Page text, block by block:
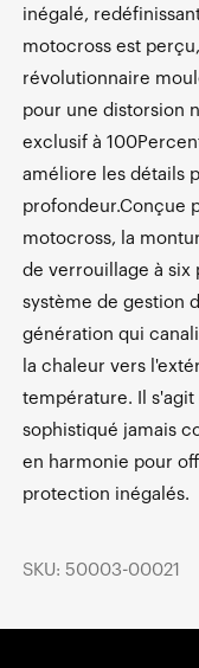
inégalé,
motocross est
révolutionnaire
pour une distorsion
exclusif à
améliore les détails
profondeur.Conçue
motocross, la
de verrouillage à six
système de gestion
génération qui
la chaleur vers
température. Il
sophistiqué jamais
en harmonie pour
protection inégalés.
SKU: 50003-00021